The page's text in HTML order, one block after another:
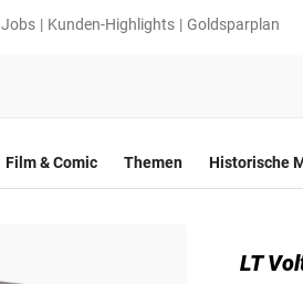
Jobs Kunden-Highlights Goldsparplan
Film & Comic Themen Historische
LT